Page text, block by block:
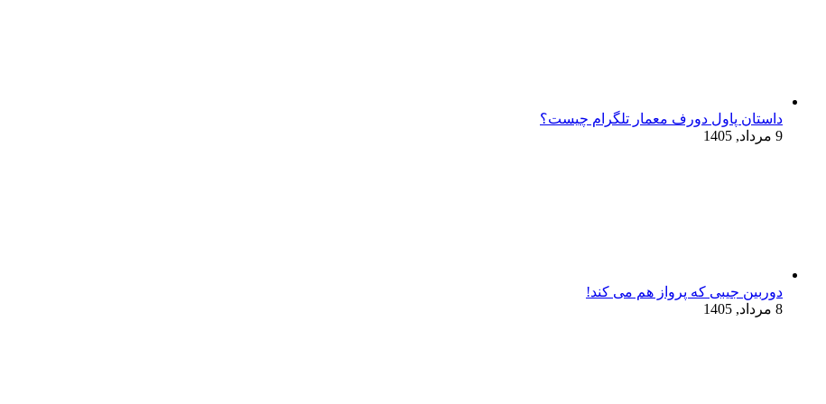
داستان پاول دورف معمار تلگرام چیست؟
9 مرداد, 1405
دوربین جیبی که پرواز هم می‌ کند!
8 مرداد, 1405